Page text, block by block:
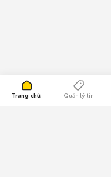
Trang chủ Quản lý tin